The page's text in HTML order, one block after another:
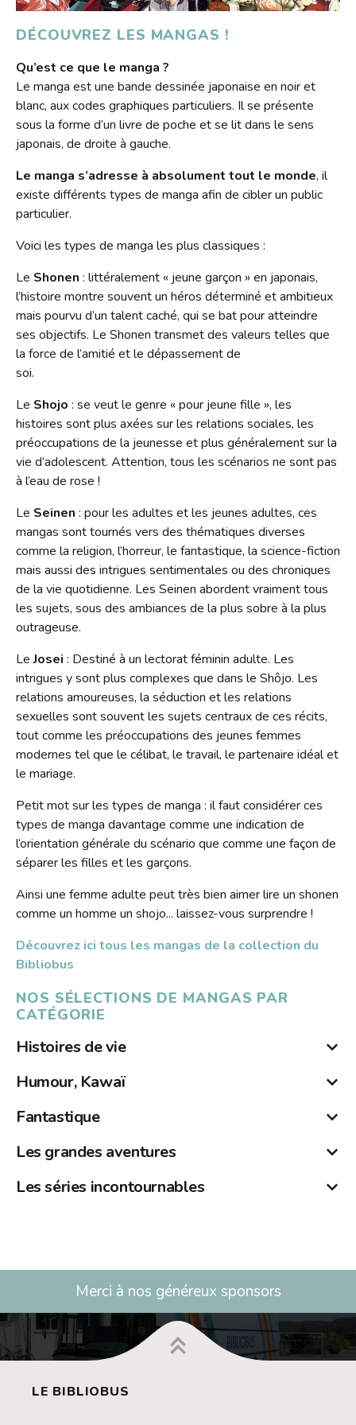
Jeux vidéo
Lire dans d'autres langues
Livres numériques
Mangas
Lire autrement
Propositions d'achat
Emprunter
Prolonger
Réserver
Pour les classes
Tarifs
Dons de livres
HORAIRES
Le Bibliobus
Présentation
Actualités
Newsletter
Historique
Anecdotes
L'équipe
Rapports d'activités
Soutenir le Bibliobus
Emplois
Contact
L'association
Galerie
Vidéos
Revue de presse
Radio
Bricolage
Souvenirs, souvenirs...
Ensemble !
DÉCOUVREZ LES MANGAS !
Qu’est ce que le manga ?
Le manga est une bande dessinée japonaise en noir et
blanc, aux codes graphiques particuliers. Il se présente
sous la forme d’un livre de poche et se lit dans le sens
japonais, de droite à gauche.
Le manga s’adresse à absolument tout le monde, il
existe différents types de manga afin de cibler un public
particulier.
Voici les types de manga les plus classiques :
Le Shonen : littéralement « jeune garçon » en japonais,
l’histoire montre souvent un héros déterminé et ambitieux
mais pourvu d’un talent caché, qui se bat pour atteindre
ses objectifs. Le Shonen transmet des valeurs telles que
la force de l’amitié et le dépassement de
soi.
Le Shojo : se veut le genre « pour jeune fille », les
histoires sont plus axées sur les relations sociales, les
préoccupations de la jeunesse et plus généralement sur la
vie d’adolescent. Attention, tous les scénarios ne sont pas
à l’eau de rose !
Le Seinen : pour les adultes et les jeunes adultes, ces
mangas sont tournés vers des thématiques diverses
comme la religion, l’horreur, le fantastique, la science-fiction
mais aussi des intrigues sentimentales ou des chroniques
de la vie quotidienne. Les Seinen abordent vraiment tous
les sujets, sous des ambiances de la plus sobre à la plus
outrageuse.
LeJosei : Destiné à un lectorat féminin adulte. Les
intrigues y sont plus complexes que dans le Shôjo. Les
relations amoureuses, la séduction et les relations
sexuelles sont souvent les sujets centraux de ces récits,
tout comme les préoccupations des jeunes femmes
modernes tel que le célibat, le travail, le partenaire idéal et
le mariage.
Petit mot sur les types de manga : il faut considérer ces
types de manga davantage comme une indication de
l’orientation générale du scénario que comme une façon de
séparer les filles et les garçons.
Ainsi une femme adulte peut très bien aimer lire un shonen
comme un homme un shojo... laissez-vous surprendre !
Découvrez ici tous les mangas de la collection du
Bibliobus
NOS SÉLECTIONS DE MANGAS PAR
CATÉGORIE
Histoires de vie
YOUR LIE IN APRIL - 四月は君の嘘
Shonen/Tranche de vie (11 volumes)
Arima Kosei est un véritable prodige du piano : enfant, il
dominait tous ses rivaux en compétition et s'était déjà fait
mère, il sombre dans une forte dépression qui l'amène à
Humour, Kawaï
BABY-SITTERS - 学園ベビーシッターズ
Shojo/Humour (20+ volumes)
Ryuichi et son jeune frère Kotaro se retrouvent orphelins
sont recueillis par la directrice de l’Académie Morinomiya
Fantastique
BESTIARIUS - 闘獣士 ベスティアリウス
Shonen/Action (7 volumes)
Les grandes aventures
KEN'EN - けんえん。
Les séries incontournables
Merci à nos généreux sponsors
LE BIBLIOBUS